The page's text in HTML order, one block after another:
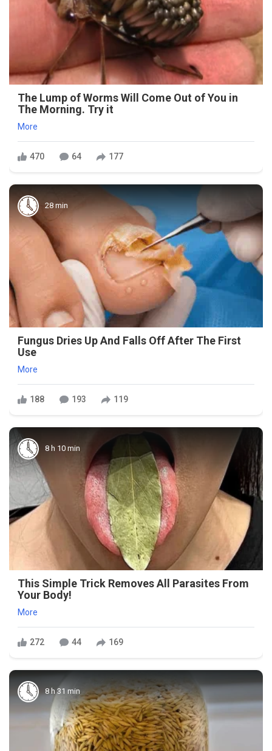
The Lump of Worms Will Come Out of You in
The Morning. Try it
More
470 64 177
28 min
Fungus Dries Up And Falls Off After The First
Use
More
188 193 119
8 h 10 min
This Simple Trick Removes All Parasites From
Your Body!
More
272 44 169
8 h 31 min